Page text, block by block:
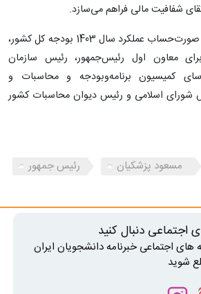
شفافیت مالی فراهم می‌سازد.
لازم به ذکر است، گزارش صورت‌حساب عملکرد سال 1403 بودجه کل کشور،
معاون اول رئیس‌جمهور، رئیس سازمان
کمیسیون برنامه‌وبودجه و محاسبات و
اسلامی و رئیس دیوان محاسبات کشور
مسعود پزشکیان
رئیس جمهور
اجتماعی دنبال کنید
اجتماعی خبرنامه دانشجویان ایران
شوید